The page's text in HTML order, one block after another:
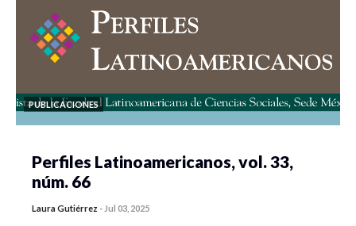
PUBLICACIONES
Perfiles Latinoamericanos, vol. 33,
núm. 66
Laura Gutiérrez - Jul 03, 2025